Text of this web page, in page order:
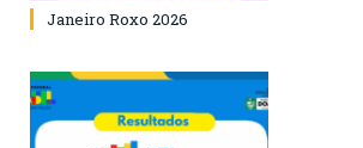
Janeiro Roxo 2026